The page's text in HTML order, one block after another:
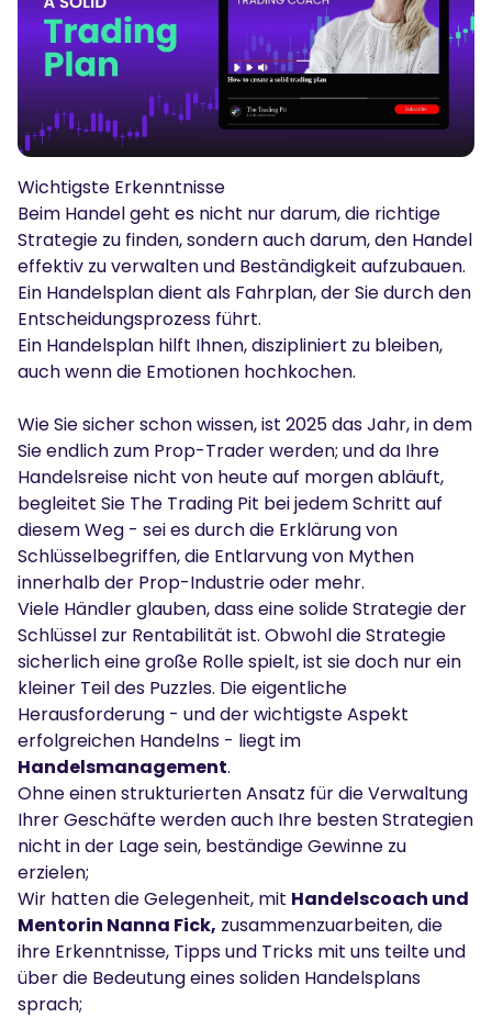
Podcasts
Glossar
TRADING TOOLS
Wirtschaftskalender
Marktöffnungszeiten
Einloggen Anmelden
Wichtigste Erkenntnisse
Beim Handel geht es nicht nur darum, die richtige
Strategie zu finden, sondern auch darum, den Handel
effektiv zu verwalten und Beständigkeit aufzubauen.
Ein Handelsplan dient als Fahrplan, der Sie durch den
Entscheidungsprozess führt.
Ein Handelsplan hilft Ihnen, diszipliniert zu bleiben,
auch wenn die Emotionen hochkochen.
Wie Sie sicher schon wissen, ist 2025 das Jahr, in dem
Sie endlich zum Prop-Trader werden; und da Ihre
Handelsreise nicht von heute auf morgen abläuft,
begleitet Sie The Trading Pit bei jedem Schritt auf
diesem Weg - sei es durch die Erklärung von
Schlüsselbegriffen, die Entlarvung von Mythen
innerhalb der Prop-Industrie oder mehr.
Viele Händler glauben, dass eine solide Strategie der
Schlüssel zur Rentabilität ist. Obwohl die Strategie
sicherlich eine große Rolle spielt, ist sie doch nur ein
kleiner Teil des Puzzles. Die eigentliche
Herausforderung - und der wichtigste Aspekt
erfolgreichen Handelns - liegt im
Handelsmanagement.
Ohne einen strukturierten Ansatz für die Verwaltung
Ihrer Geschäfte werden auch Ihre besten Strategien
nicht in der Lage sein, beständige Gewinne zu
erzielen;
Wir hatten die Gelegenheit, mit Handelscoach und
Mentorin Nanna Fick, zusammenzuarbeiten, die
ihre Erkenntnisse, Tipps und Tricks mit uns teilte und
über die Bedeutung eines soliden Handelsplans
sprach;